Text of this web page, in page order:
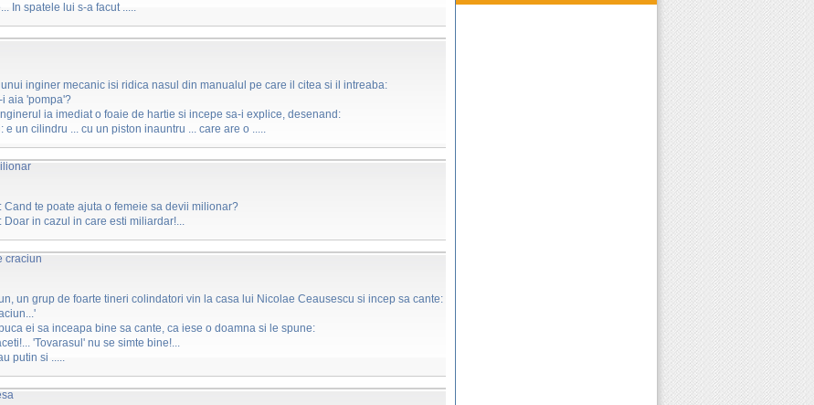
In spatele lui s-a facut .....
inginer mecanic isi ridica nasul din manualul pe care il citea si il intreaba:
i aia 'pompa'?
ia imediat o foaie de hartie si incepe sa-i explice, desenand:
e un cilindru ... cu un piston inauntru ... care are o .....
Cand te poate ajuta o femeie sa devii milionar?
Doar in cazul in care esti miliardar!...
craciun
un grup de foarte tineri colindatori vin la casa lui Nicolae Ceausescu si incep sa cante:
ei sa inceapa bine sa cante, ca iese o doamna si le spune:
'Tovarasul' nu se simte bine!...
putin si .....